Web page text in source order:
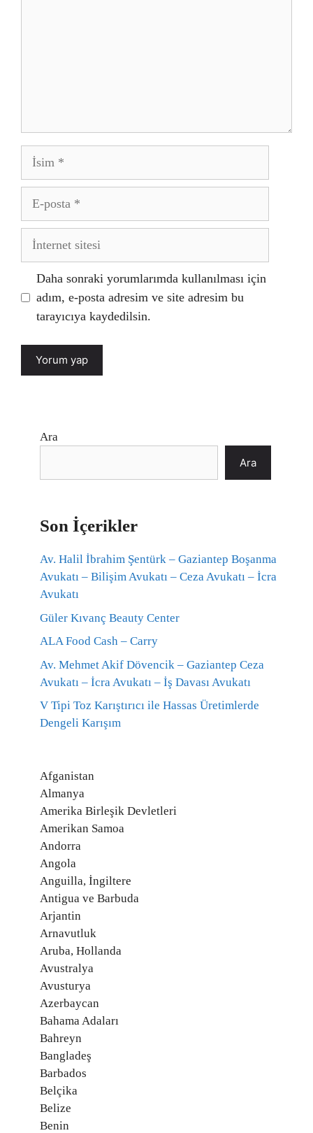
İsim
posta
İnternet
Daha sonraki yorumlarımda kullanılması için
adım, e-posta adresim ve site adresim bu
tarayıcıya kaydedilsin.
Ara
Ara
Son İçerikler
Av. Halil İbrahim Şentürk – Gaziantep Boşanma
Avukatı – Bilişim Avukatı – Ceza Avukatı – İcra
Avukatı
Güler Kıvanç Beauty Center
ALA Food Cash – Carry
Av. Mehmet Akif Dövencik – Gaziantep Ceza
Avukatı – İcra Avukatı – İş Davası Avukatı
V Tipi Toz Karıştırıcı ile Hassas Üretimlerde
Dengeli Karışım
Afganistan
Almanya
Amerika Birleşik Devletleri
Amerikan Samoa
Andorra
Angola
Anguilla, İngiltere
Antigua ve Barbuda
Arjantin
Arnavutluk
Aruba, Hollanda
Avustralya
Avusturya
Azerbaycan
Bahama Adaları
Bahreyn
Bangladeş
Barbados
Belçika
Belize
Benin